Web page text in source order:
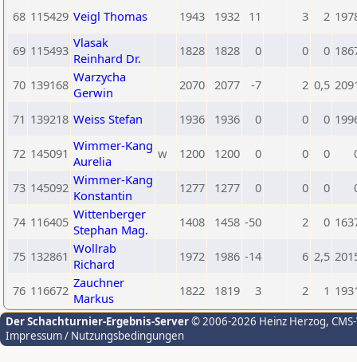
68 115429 Veigl Thomas 1943 1932 11 3 2
69 115493 Vlasak
Reinhard Dr.
1828 1828 0 0 0
70 139168 Warzycha
Gerwin
2070 2077 -7 2 0,5
71 139218 Weiss Stefan 1936 1936 0 0 0
72 145091 Wimmer-Kang
Aurelia
w 1200 1200 0 0 0
73 145092 Wimmer-Kang
Konstantin
1277 1277 0 0 0
74 116405 Wittenberger
Stephan Mag.
1408 1458 -50 2 0
75 132861 Wollrab
Richard
1972 1986 -14 6 2,5
76 116672 Zauchner
Markus
1822 1819 3 2 1
Der Schachturnier-Ergebnis-Server© 2006-2026 Heinz Herzog,
Impressum / Nutzungsbedingungen